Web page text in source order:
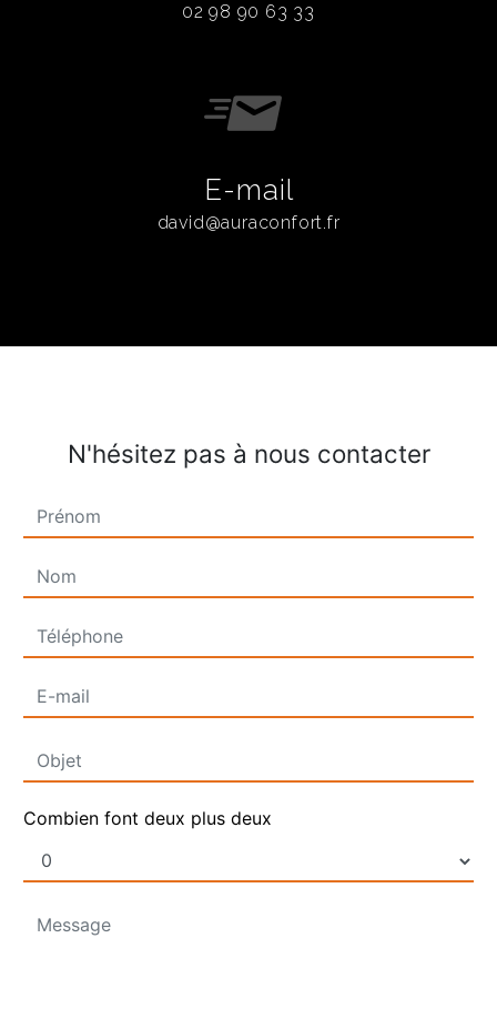
02 98 90 63 33
E-mail
david@auraconfort.fr
N'hésitez pas à nous contacter
Combien font deux plus deux